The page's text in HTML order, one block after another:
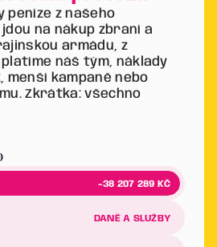
peníze z našeho
na nákup zbraní a
armádu, z
náš tým, náklady
kampaně nebo
Zkrátka: všechno
-38 207 289 KČ
DANĚ A SLUŽBY